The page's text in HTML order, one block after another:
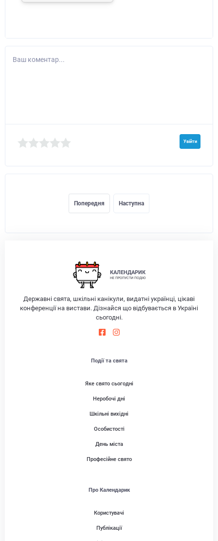
Ваш коментар...
Увійти
Попередня Наступна
КАЛЕНДАРИК
НЕ ПРОПУСТИ ПОДІЮ
Державні свята, шкільні канікули, видатні українці, цікаві
конференції на вистави. Дізнайся що відбувається в Україні
сьогодні.
Події та свята
Яке свято сьогодні
Неробочі дні
Шкільні вихідні
Особистості
День міста
Професійне свято
Про Календарик
Користувачі
Публікації